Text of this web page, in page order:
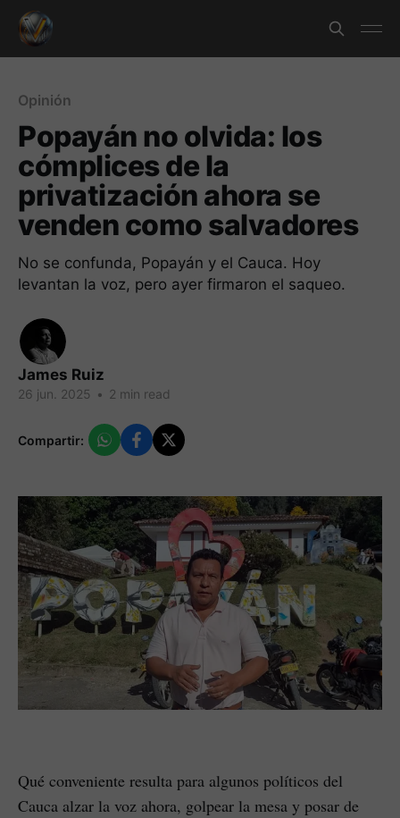
Opinión
Popayán no olvida: los
cómplices de la
privatización ahora se
venden como salvadores
No se confunda, Popayán y el Cauca. Hoy
levantan la voz, pero ayer firmaron el saqueo.
James Ruiz
26 jun. 2025 • 2 min read
Compartir:
Qué conveniente resulta para algunos políticos del
Cauca alzar la voz ahora, golpear la mesa y posar de